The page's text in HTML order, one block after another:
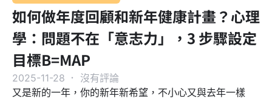
如何做年度回顧和新年健康計畫？心理
學：問題不在「意志力」，3 步驟設定
目標B=MAP
2025-11-28 ．
沒有評論
又是新的一年，你的新年新希望，不小心又與去年一樣